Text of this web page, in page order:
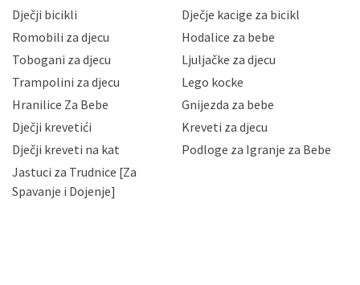
neovlaštenog pristupa, zlouporabe, otkrivanja,
gubitka ili uništenja. Mae.hr štiti privatnost svojih
korisnika i posjetitelja web stranica, čuva povjerljivost
Vaših osobnih podataka te omogućava pristup i
priopćavanje osobnih podataka samo onim svojim
zaposlenicima kojima su isti potrebni radi provedbe
slučajevima koji su dozvoljeni zakonima. Napominjemo
da možete u svako doba, u potpunosti ili djelomice,
zatražiti prestanak aktivnosti obrade Vaših osobnih
podataka. Opoziv privole možete podnijeti poštom na
gore navedenu adresu ili e-mailom na adresu:
Dječji bicikli
Dječje kacige za bicikl
Romobili za djecu
Hodalice za bebe
Tobogani za djecu
Ljuljačke za djecu
Trampolini za djecu
Lego kocke
Hranilice Za Bebe
Gnijezda za bebe
Dječji krevetići
Kreveti za djecu
Dječji kreveti na kat
Podloge za Igranje za Bebe
Jastuci za Trudnice [Za
Spavanje i Dojenje]